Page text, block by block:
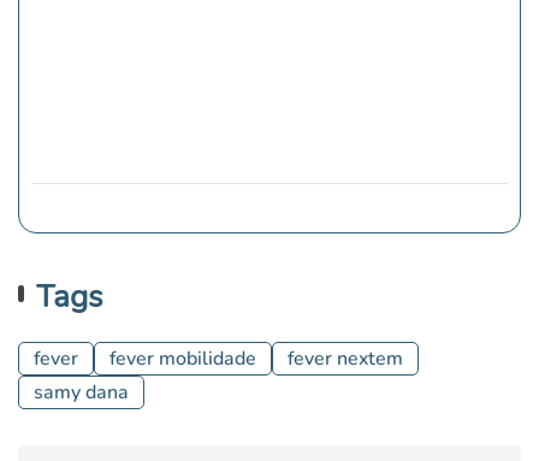
Tags
fever fever mobilidade
fever nextem
samy dana